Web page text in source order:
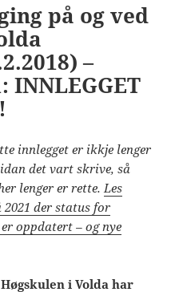
på og ved
–
INNLEGGET
innlegget er ikkje lenger
det vart skrive, så
lenger er rette.Les
der status for
oppdatert – og nye
i Volda har